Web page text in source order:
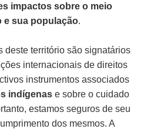
impactos sobre o meio
e sua população.
deste território são signatários
internacionais de direitos
instrumentos associados
indígenas e sobre o cuidado
estamos seguros de seu
dos mesmos. A